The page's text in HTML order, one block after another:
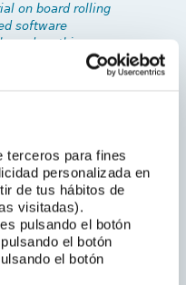
terceros para fines
personalizada en
de tus hábitos de
visitadas).
pulsando el botón
el botón
el botón
on board rolling
software
and earthing
equipment and
y Vía deADIF